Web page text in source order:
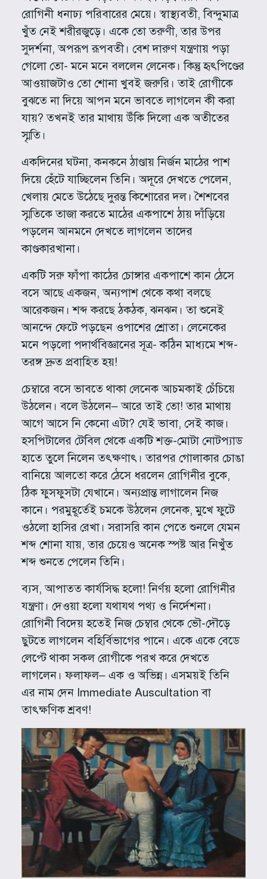
রোগিনী ধনাঢ্য পরিবারের মেয়ে। স্বাস্থ্যবতী, বিন্দুমাত্র
খুঁত নেই শরীরজুড়ে। একে তো তরুণী, তার উপর
সুদর্শনা, অপরূপ রূপবতী। বেশ দারুণ যন্ত্রণায় পড়া
গেলো তো- মনে মনে বললেন লেনেক। কিন্তু হৃৎপিণ্ডের
আওয়াজটাও তো শোনা খুবই জরুরি। তাই রোগীকে
বুঝতে না দিয়ে আপন মনে ভাবতে লাগলেন কী করা
যায়? তখনই তার মাথায় উঁকি দিলো এক অতীতের
স্মৃতি।
একদিনের ঘটনা, কনকনে ঠাণ্ডায় নির্জন মাঠের পাশ
দিয়ে হেঁটে যাচ্ছিলেন তিনি। অদূরে দেখতে পেলেন,
খেলায় মেতে উঠেছে দুরন্ত কিশোরের দল। শৈশবের
স্মৃতিকে তাজা করতে মাঠের একপাশে ঠায় দাঁড়িয়ে
পড়লেন আনমনে দেখতে লাগলেন তাদের
কাণ্ডকারখানা।
একটি সরু ফাঁপা কাঠের চোঙ্গার একপাশে কান ঠেসে
বসে আছে একজন, অন্যপাশ থেকে কথা বলছে
আরেকজন। শব্দ করছে ঠকঠক, ঝনঝন। তা শুনেই
আনন্দে ফেটে পড়ছেন ওপাশের শ্রোতা। লেনেকের
মনে পড়লো পদার্থবিজ্ঞানের সূত্র- কঠিন মাধ্যমে শব্দ-
তরঙ্গ দ্রুত প্রবাহিত হয়!
চেম্বারে বসে ভাবতে থাকা লেনেক আচমকাই চেঁচিয়ে
উঠলেন। বলে উঠলেন– আরে তাই তো! তার মাথায়
আগে আসে নি কেনো এটা? যেই ভাবা, সেই কাজ।
হসপিটালের টেবিল থেকে একটি শক্ত-মোটা নোটপ্যাড
হাতে তুলে নিলেন তৎক্ষণাৎ। তারপর গোলাকার চোঙা
বানিয়ে আলতো করে ঠেসে ধরলেন রোগিনীর বুকে,
ঠিক ফুসফুসটা যেখানে। অন্যপ্রান্ত লাগালেন নিজ
কানে। পরমুহূর্তেই চমকে উঠলেন লেনেক, মুখে ফুটে
ওঠলো হাসির রেখা। সরাসরি কান পেতে শুনলে যেমন
শব্দ শোনা যায়, তার চেয়েও অনেক স্পষ্ট আর নিখুঁত
শব্দ শুনতে পেলেন তিনি।
ব্যস, আপাতত কার্যসিদ্ধ হলো! নির্ণয় হলো রোগিনীর
যন্ত্রণা। দেওয়া হলো যথাযথ পথ্য ও নির্দেশনা।
রোগিনী বিদেয় হতেই নিজ চেম্বার থেকে ভৌ-দৌড়ে
ছুটতে লাগলেন বহির্বিভাগের পানে। একে একে বেডে
লেপ্টে থাকা সকল রোগীকে পরখ করে দেখতে
লাগলেন। ফলাফল– এক ও অভিন্ন। এসময়ই তিনি
এর নাম দেন Immediate Auscultation বা
তাৎক্ষণিক শ্রবণ!